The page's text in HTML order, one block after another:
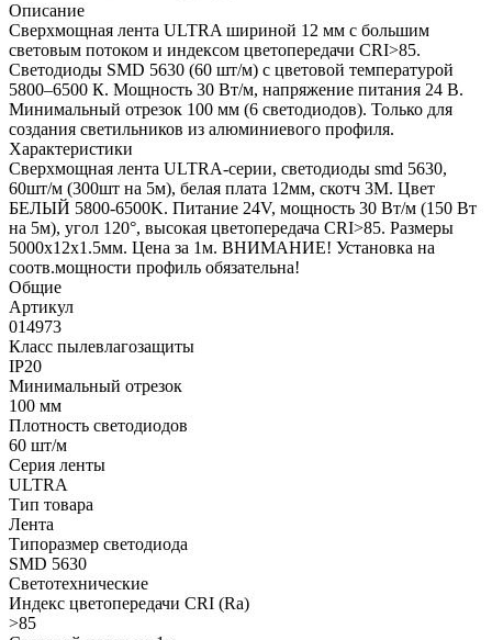
Описание
Сверхмощная лента ULTRA шириной 12 мм с большим
световым потоком и индексом цветопередачи CRI>85.
Светодиоды SMD 5630 (60 шт/м) с цветовой температурой
5800–6500 К. Мощность 30 Вт/м, напряжение питания 24 В.
Минимальный отрезок 100 мм (6 светодиодов). Только для
создания светильников из алюминиевого профиля.
Характеристики
Сверхмощная лента ULTRA-серии, светодиоды smd 5630,
60шт/м (300шт на 5м), белая плата 12мм, скотч 3М. Цвет
БЕЛЫЙ 5800-6500K. Питание 24V, мощность 30 Вт/м (150 Вт
на 5м), угол 120°, высокая цветопередача CRI>85. Размеры
5000х12х1.5мм. Цена за 1м. ВНИМАНИЕ! Установка на
соотв.мощности профиль обязательна!
Общие
Артикул
014973
Класс пылевлагозащиты
IP20
Минимальный отрезок
100 мм
Плотность светодиодов
60 шт/м
Серия ленты
ULTRA
Тип товара
Лента
Типоразмер светодиода
SMD 5630
Светотехнические
Индекс цветопередачи CRI (Ra)
>85